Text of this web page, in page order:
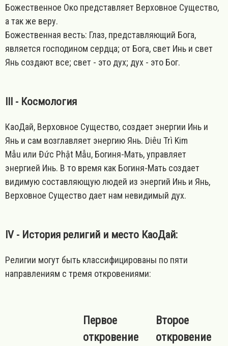
Божественное Око представляет Верховное Существо,
а так же веру.
Божественная весть: Глаз, представляющий Бога,
является господином сердца; от Бога, свет Инь и свет
Янь создают все; свет - это дух; дух - это Бог.
III - Космология
КаоДай, Верховное Существо, создает энергии Инь и
Янь и сам возглавляет энергию Янь. Diêu Trì Kim
Mẫu или Đức Phật Mẫu, Богиня-Мать, управляет
энергией Инь. В то время как Богиня-Мать создает
видимую составляющую людей из энергий Инь и Янь,
Верховное Существо дает нам невидимый дух.
IV - История религий и место КаоДай:
Религии могут быть классифицированы по пяти
направлениям с тремя откровениями:
Первое
откровение
Второе
откровение